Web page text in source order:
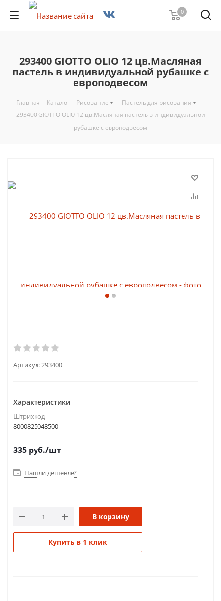
0
293400 GIOTTO OLIO 12 цв.Масляная
пастель в индивидуальной рубашке с
европодвесом
Главная - Каталог - Рисование - Пастель для рисования
-
293400 GIOTTO OLIO 12 цв.Масляная пастель в индивидуальной
рубашке с европодвесом
Артикул:293400
Характеристики
Штрихкод
8000825048500
335 руб./шт
Нашли дешевле?
В корзину
Купить в 1 клик